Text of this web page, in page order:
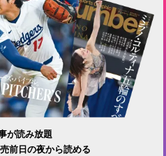
が読み放題
前日の夜から読める